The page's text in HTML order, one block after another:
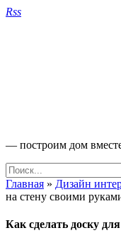
Rss
— построим дом
Главная » Дизайн
на стену своими
Как сделать доску